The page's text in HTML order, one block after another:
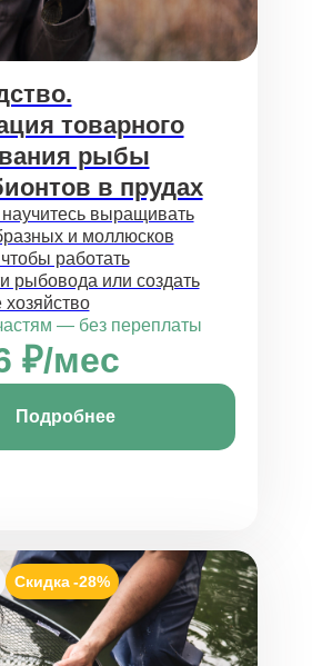
товарного
рыбы
в прудах
выращивать
и моллюсков
работать
рыбовода или создать
хозяйство
— без переплаты
₽/мес
Подробнее
Скидка -28%